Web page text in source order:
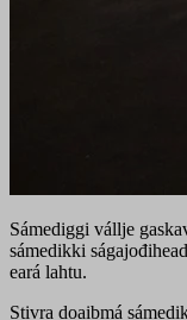
Sámediggi vállje
sámedikki
eará lahtu.
Stivra doaibmá